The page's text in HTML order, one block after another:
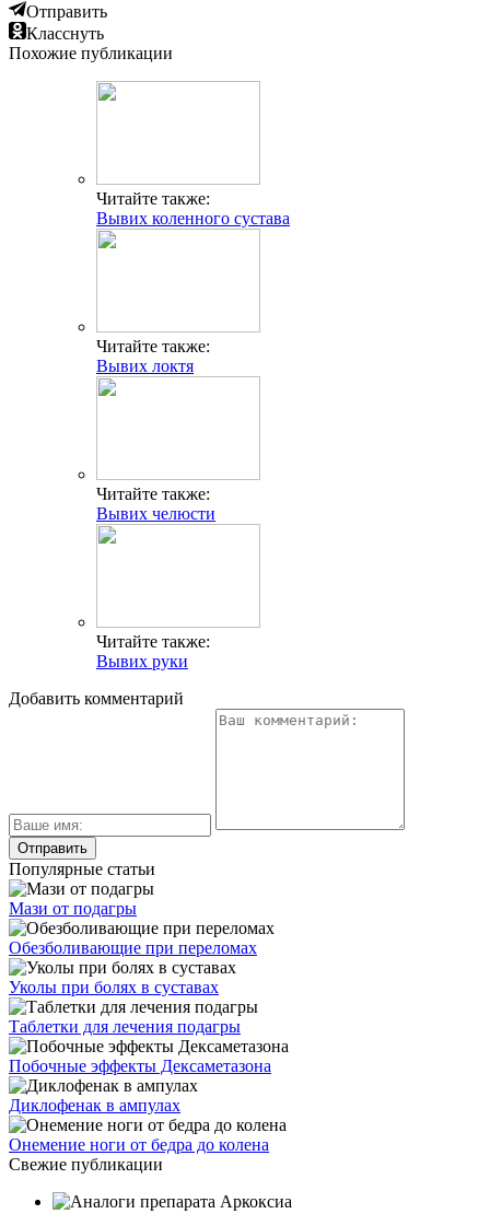
Отправить
Класснуть
Похожие публикации
Читайте также:
Вывих коленного сустава
Читайте также:
Вывих локтя
Читайте также:
Вывих челюсти
Читайте также:
Вывих руки
Добавить комментарий
Популярные статьи
Мази от подагры
Обезболивающие при переломах
Уколы при болях в суставах
Таблетки для лечения подагры
Побочные эффекты Дексаметазона
Диклофенак в ампулах
Онемение ноги от бедра до колена
Свежие публикации